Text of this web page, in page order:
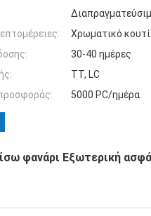
Χρωματικό κουτί
30-40 ημέρες
ΤΤ, LC
5000 PC/ημέρα
φανάρι Εξωτερική